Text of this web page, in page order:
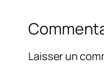
Laisser un